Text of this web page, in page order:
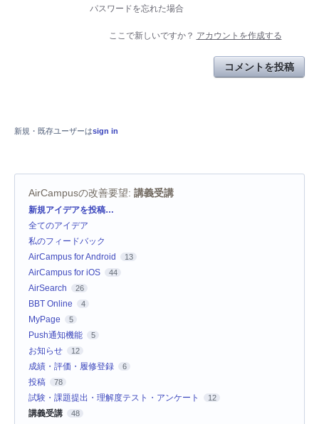
パスワードを忘れた場合
ここで新しいですか？ アカウントを作成する
コメントを投稿
新規・既存ユーザーはsign in
AirCampusの改善要望: 講義受講
カ
テ
ゴ
新規アイデアを投稿…
全てのアイデア
私のフィードバック
AirCampus for Android
13
AirCampus for iOS 44
AirSearch 26
BBT Online 4
MyPage 5
Push通知機能 5
お知らせ 12
成績・評価・履修登録 6
投稿 78
試験・課題提出・理解度テスト・アンケート 12
講義受講 48